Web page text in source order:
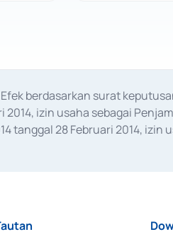
berdasarkan surat
izin usaha sebagai
tanggal 28 Februari 2014,